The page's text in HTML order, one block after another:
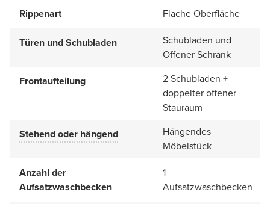
Rippenart Flache Oberfläche
Türen und Schubladen
Schubladen und
Offener Schrank
Frontaufteilung
2 Schubladen +
doppelter offener
Stauraum
Stehend oder hängend
Hängendes
Möbelstück
Anzahl der
Aufsatzwaschbecken
1
Aufsatzwaschbecken